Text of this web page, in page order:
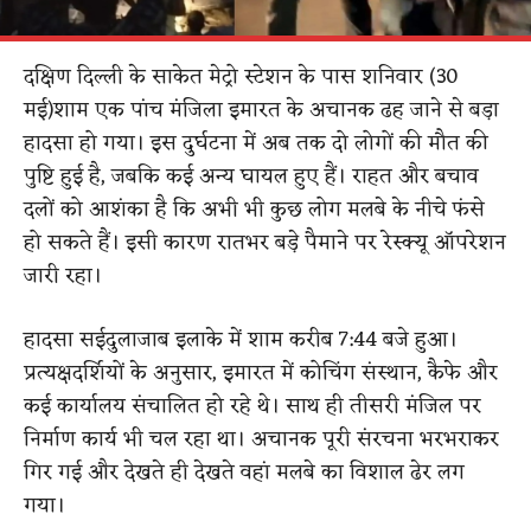
दक्षिण दिल्ली के साकेत मेट्रो स्टेशन के पास शनिवार (30
मई)शाम एक पांच मंजिला इमारत के अचानक ढह जाने से बड़ा
हादसा हो गया। इस दुर्घटना में अब तक दो लोगों की मौत की
पुष्टि हुई है, जबकि कई अन्य घायल हुए हैं। राहत और बचाव
दलों को आशंका है कि अभी भी कुछ लोग मलबे के नीचे फंसे
हो सकते हैं। इसी कारण रातभर बड़े पैमाने पर रेस्क्यू ऑपरेशन
जारी रहा।
हादसा सईदुलाजाब इलाके में शाम करीब 7:44 बजे हुआ।
प्रत्यक्षदर्शियों के अनुसार, इमारत में कोचिंग संस्थान, कैफे और
कई कार्यालय संचालित हो रहे थे। साथ ही तीसरी मंजिल पर
निर्माण कार्य भी चल रहा था। अचानक पूरी संरचना भरभराकर
गिर गई और देखते ही देखते वहां मलबे का विशाल ढेर लग
गया।